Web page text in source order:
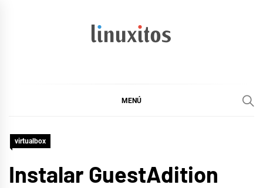
MENÚ
virtualbox
Instalar GuestAdition